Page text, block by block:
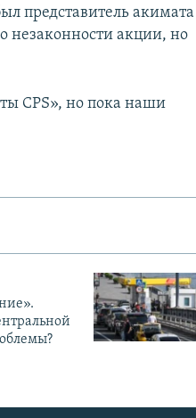
представитель акимата
незаконности акции, но
CPS», но пока наши